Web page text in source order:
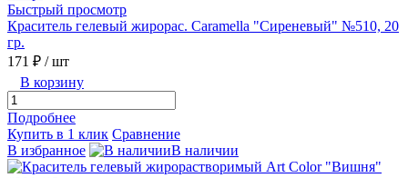
Быстрый просмотр
Краситель гелевый жирорас. Caramella "Сиреневый" №510, 20
гр.
171 ₽ / шт
В корзину
Подробнее
Купить в 1 клик Сравнение
В избранное
В наличии